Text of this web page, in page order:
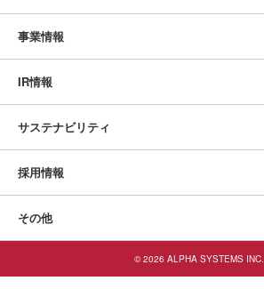
事業情報
IR情報
サステナビリティ
採用情報
その他
© 2026 ALPHA SYSTEMS INC.